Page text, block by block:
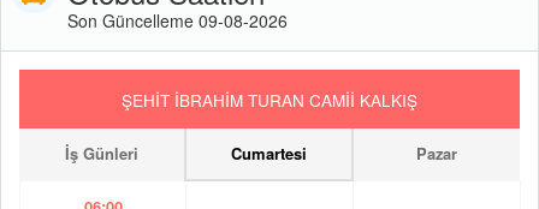
Son Güncelleme 09-08-2026
ŞEHİT İBRAHİM TURAN CAMİİ KALKIŞ
İş Günleri Cumartesi Pazar